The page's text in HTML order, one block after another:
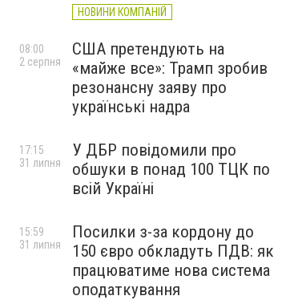
НОВИНИ КОМПАНІЙ
США претендують на
«майже все»: Трамп зробив
резонансну заяву про
українські надра
08:00
2 серпня
У ДБР повідомили про
обшуки в понад 100 ТЦК по
всій Україні
17:15
31 липня
Посилки з-за кордону до
150 євро обкладуть ПДВ: як
працюватиме нова система
оподаткування
15:59
31 липня